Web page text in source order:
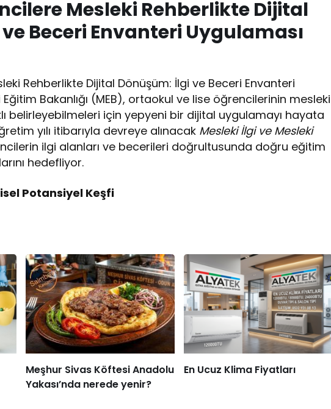
Mesleki Rehberlikte Dijital
Beceri Envanteri Uygulaması
Rehberlikte Dijital Dönüşüm: İlgi ve Beceri Envanteri
Eğitim Bakanlığı (MEB), ortaokul ve lise öğrencilerinin mesleki
belirleyebilmeleri için yepyeni bir dijital uygulamayı hayata
yılı itibarıyla devreye alınacak Mesleki İlgi ve Mesleki
ilgi alanları ve becerileri doğrultusunda doğru eğitim
hedefliyor.
Potansiyel Keşfi
Meşhur Sivas Köftesi Anadolu
Yakası’nda nerede yenir?
En Ucuz Klima Fiyatları